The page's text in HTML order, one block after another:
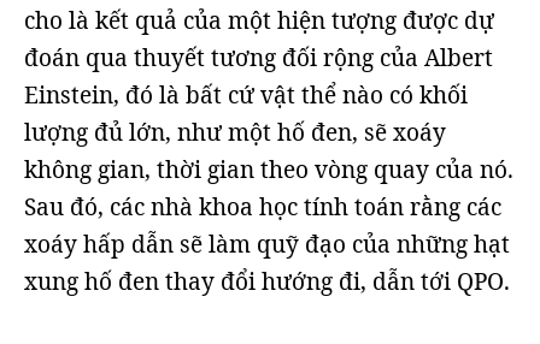
cho là kết quả của một hiện tượng được dự
đoán qua thuyết tương đối rộng của Albert
Einstein, đó là bất cứ vật thể nào có khối
lượng đủ lớn, như một hố đen, sẽ xoáy
không gian, thời gian theo vòng quay của nó.
Sau đó, các nhà khoa học tính toán rằng các
xoáy hấp dẫn sẽ làm quỹ đạo của những hạt
xung hố đen thay đổi hướng đi, dẫn tới QPO.